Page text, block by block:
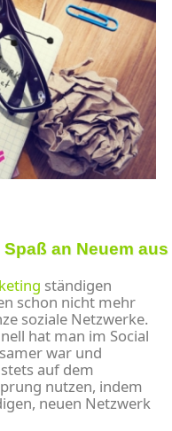
an Neuem aus
ständigen
schon nicht mehr
soziale Netzwerke.
hat man im Social
war und
auf dem
nutzen, indem
neuen Netzwerk